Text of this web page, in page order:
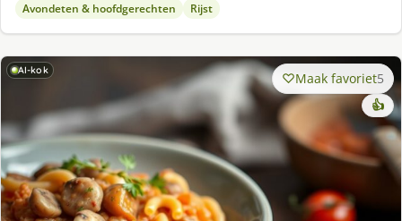
Avondeten & hoofdgerechten Rijst
AI-kok Maak favoriet5
👍